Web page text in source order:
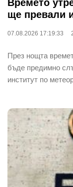
Времето
ще превали
07.08.2026 17:19:33
През нощта
бъде предимно
институт по